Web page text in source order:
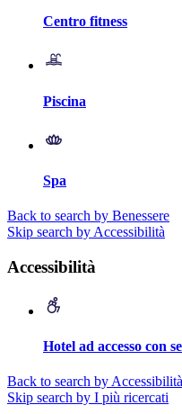
Centro fitness
Piscina
Spa
Back to search by Benessere
Skip search by Accessibilità
Accessibilità
Hotel ad accesso con
Back to search by Accessibilità
Skip search by I più ricercati